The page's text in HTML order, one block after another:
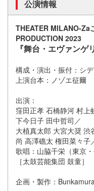
公演情報
THEATER MILANO-Za
PRODUCTION 2023
『舞台・エヴァンゲ
構成・演出・振付：シ
上演台本：ノゾエ征爾
出演：
窪田正孝 石橋静河 村上
下今日子 田中哲司／
大植真太郎 大宮大奨 渋
尚 高澤礁太 権田菜々子
歌唱：山脇千栄（東京
［太鼓芸能集団 鼓童］
企画・製作：Bunkamura